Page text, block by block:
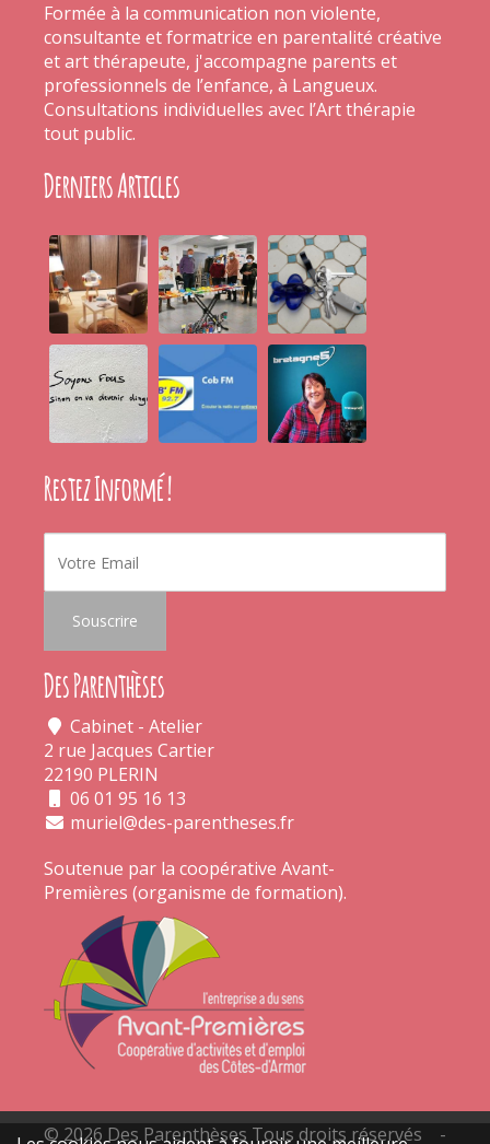
Formée à la communication non violente,
consultante et formatrice en parentalité créative
et art thérapeute, j'accompagne parents et
professionnels de l’enfance, à Langueux.
Consultations individuelles avec l’Art thérapie
tout public.
Derniers Articles
Restez Informé !
Des Parenthèses
Cabinet - Atelier
2 rue Jacques Cartier
22190 PLERIN
06 01 95 16 13
muriel@des-parentheses.fr
Soutenue par la coopérative Avant-
Premières (organisme de formation).
© 2026 Des Parenthèses Tous droits réservés -